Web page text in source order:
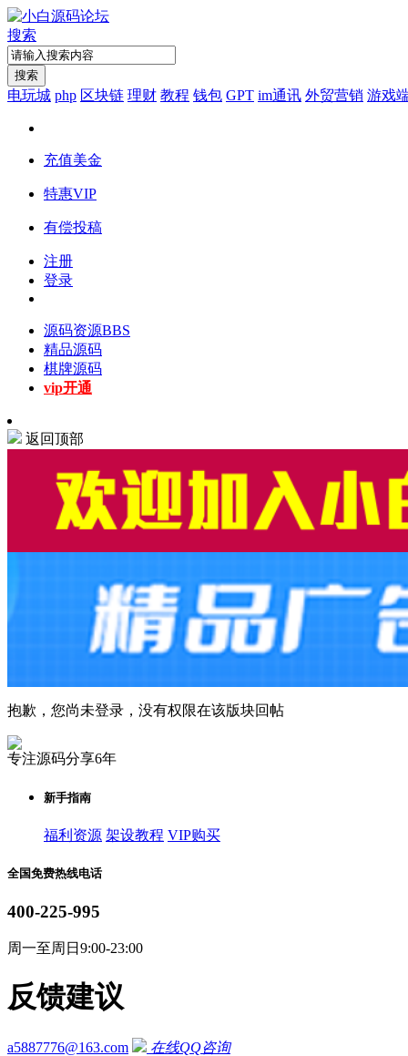
搜索
搜索
电玩城 php 区块链 理财 教程 钱包 GPT im通讯 外贸营销 游戏
充值美金
特惠VIP
有偿投稿
注册
登录
源码资源BBS
精品源码
棋牌源码
vip开通
返回顶部
抱歉，您尚未登录，没有权限在该版块回帖
专注源码分享6年
新手指南
福利资源 架设教程 VIP购买
全国免费热线电话
400-225-995
周一至周日9:00-23:00
反馈建议
a5887776@163.com 在线QQ咨询